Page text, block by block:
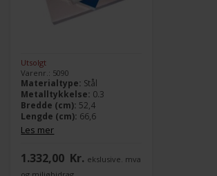
Utsolgt
Varenr.: 5090
Materialtype: Stål
Metalltykkelse: 0.3
Bredde (cm): 52,4
Lengde (cm): 66,6
Les mer
1.332,00 Kr. ekslusive. mva